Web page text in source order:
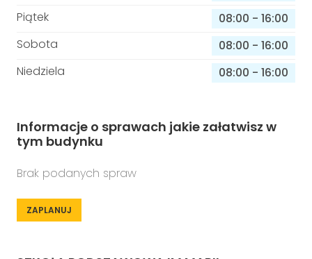
Piątek
08:00 - 16:00
Sobota
08:00 - 16:00
Niedziela
08:00 - 16:00
Informacje o sprawach jakie załatwisz w
tym budynku
Brak podanych spraw
ZAPLANUJ